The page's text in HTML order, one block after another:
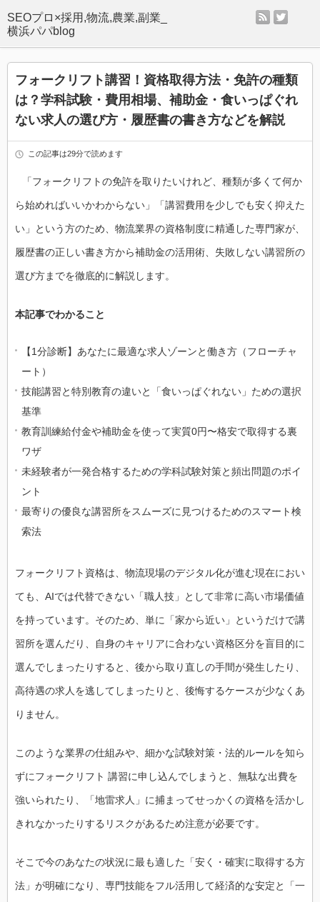
SEOプロ×採用,物流,農業,副業_
横浜パパblog
rss
フォークリフト講習！資格取得方法・免許の種類
は？学科試験・費用相場、補助金・食いっぱぐれ
ない求人の選び方・履歴書の書き方などを解説
この記事は29分で読めます
「フォークリフトの免許を取りたいけれど、種類が多くて何か
ら始めればいいかわからない」「講習費用を少しでも安く抑えた
い」という方のため、物流業界の資格制度に精通した専門家が、
履歴書の正しい書き方から補助金の活用術、失敗しない講習所の
選び方までを徹底的に解説します。
本記事でわかること
【1分診断】あなたに最適な求人ゾーンと働き方（フローチャ
ート）
技能講習と特別教育の違いと「食いっぱぐれない」ための選択
基準
教育訓練給付金や補助金を使って実質0円〜格安で取得する裏
ワザ
未経験者が一発合格するための学科試験対策と頻出問題のポイ
ント
最寄りの優良な講習所をスムーズに見つけるためのスマート検
索法
フォークリフト資格は、物流現場のデジタル化が進む現在におい
ても、AIでは代替できない「職人技」として非常に高い市場価値
を持っています。そのため、単に「家から近い」というだけで講
習所を選んだり、自身のキャリアに合わない資格区分を盲目的に
選んでしまったりすると、後から取り直しの手間が発生したり、
高待遇の求人を逃してしまったりと、後悔するケースが少なくあ
りません。
このような業界の仕組みや、細かな試験対策・法的ルールを知ら
ずにフォークリフト 講習に申し込んでしまうと、無駄な出費を
強いられたり、「地雷求人」に捕まってせっかくの資格を活かし
きれなかったりするリスクがあるため注意が必要です。
そこで今のあなたの状況に最も適した「安く・確実に取得する方
法」が明確になり、専門技能をフル活用して経済的な安定と「一